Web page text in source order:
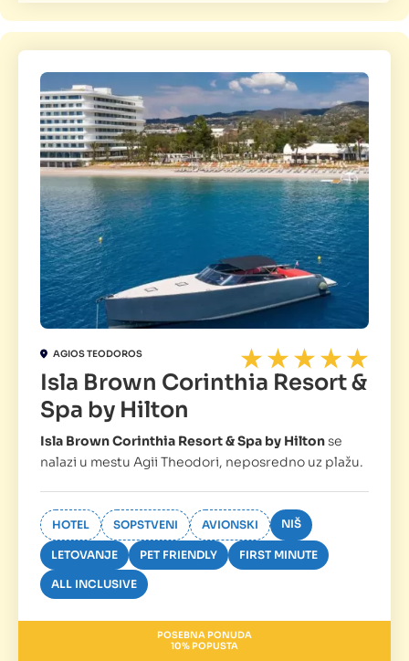
AGIOS TEODOROS
Isla Brown Corinthia Resort &
Spa by Hilton
Isla Brown Corinthia Resort & Spa by Hiltonse
nalazi u mestu Agii Theodori, neposredno uz plažu.
HOTEL SOPSTVENI AVIONSKI NIŠ
LETOVANJE PET FRIENDLY FIRST MINUTE
ALL INCLUSIVE
POSEBNA PONUDA
10% POPUSTA